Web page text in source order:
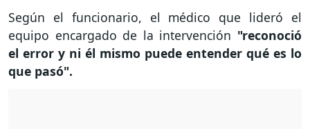
Según el funcionario, el médico que lideró el
equipo encargado de la intervención "reconoció
el error y ni él mismo puede entender qué es lo
que pasó".